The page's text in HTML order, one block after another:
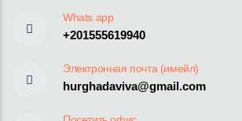
Whats app
+201555619940
Электронная почта (имейл)
hurghadaviva@gmail.com